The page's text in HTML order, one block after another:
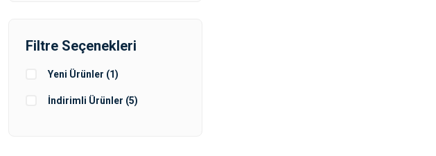
Filtre Seçenekleri
Yeni Ürünler (1)
İndirimli Ürünler (5)